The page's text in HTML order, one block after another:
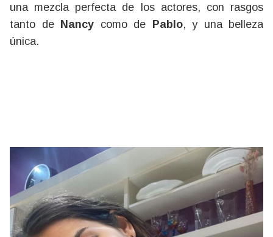
una mezcla perfecta de los actores, con rasgos
tanto de Nancy como de Pablo, y una belleza
única.